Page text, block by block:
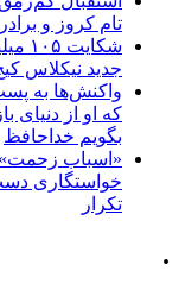
تام کروز و
جدید نیکلاس
واکنش‌ها به
که او از دنیای
بگویم خداحافظ
«اسباب زحمت»
تکرار
.